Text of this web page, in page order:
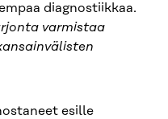
diagnostiikkaa.
varmistaa
esille